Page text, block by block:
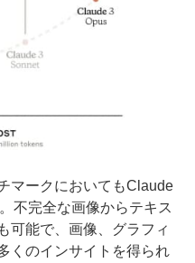
マークにおいてもClaude
不完全な画像からテキス
可能で、画像、グラフィ
くのインサイトを得られ